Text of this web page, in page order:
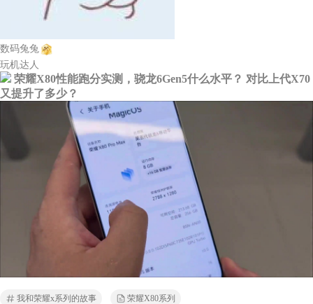
数码兔兔
玩机达人
荣耀X80性能跑分实测，骁龙6Gen5什么水平？ 对比上代X70
又提升了多少？
我和荣耀x系列的故事 荣耀X80系列